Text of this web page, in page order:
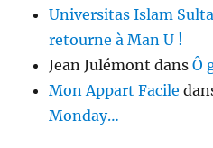
Universitas Islam
retourne à Man U !
Jean Julémont dansÔ
Mon Appart Facile
Monday…